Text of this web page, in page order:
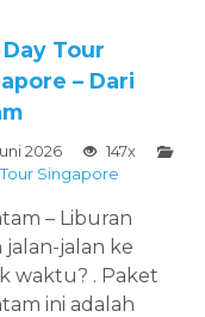
Tour
– Dari
2026
147x
Singapore
– Liburan
jalan-jalan ke
waktu? . Paket
ini adalah